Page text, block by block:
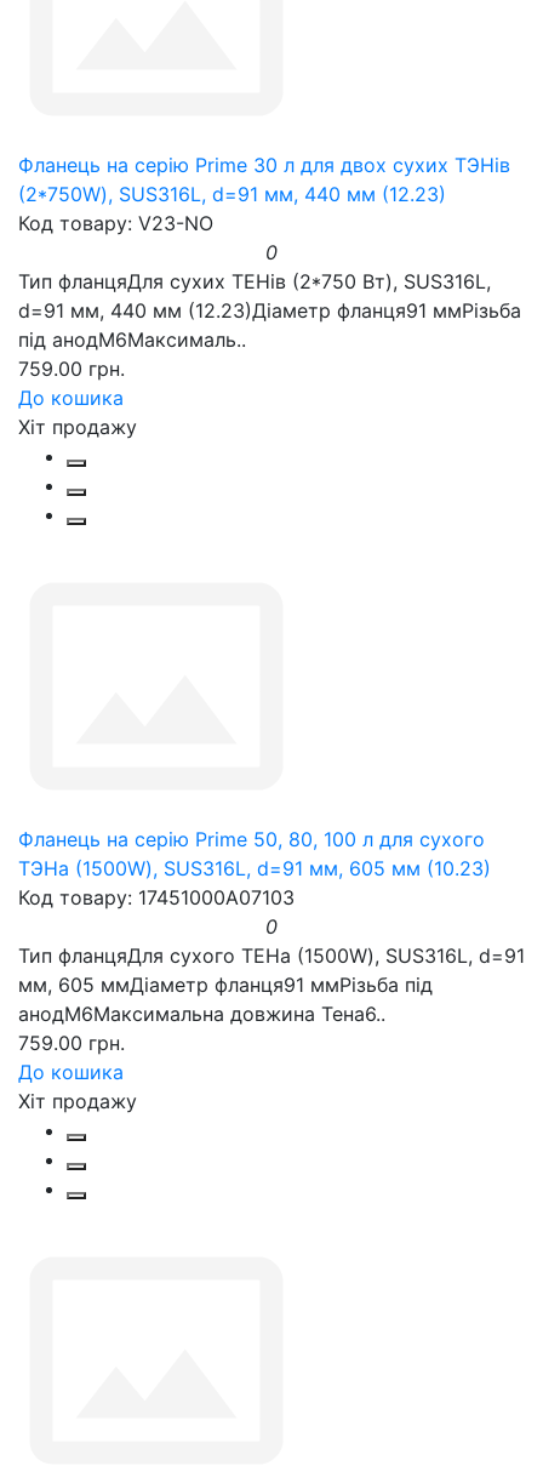
Фланець на серію Prime 30 л для двох сухих ТЭНів
(2*750W), SUS316L, d=91 мм, 440 мм (12.23)
Код товару: V23-NO
0
Тип фланцяДля сухих ТЕНів (2*750 Вт), SUS316L,
d=91 мм, 440 мм (12.23)Діаметр фланця91 ммРізьба
під анодM6Максималь..
759.00 грн.
До кошика
Хіт продажу
Фланець на серію Prime 50, 80, 100 л для сухого
ТЭНа (1500W), SUS316L, d=91 мм, 605 мм (10.23)
Код товару: 17451000A07103
0
Тип фланцяДля сухого ТЕНа (1500W), SUS316L, d=91
мм, 605 ммДіаметр фланця91 ммРізьба під
анодM6Максимальна довжина Тена6..
759.00 грн.
До кошика
Хіт продажу